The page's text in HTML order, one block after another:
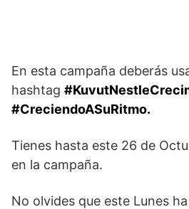
En esta campaña deberás
hashtag
#CreciendoASuRitmo.
Tienes hasta este 26 de
en la campaña.
No olvides que este Lunes